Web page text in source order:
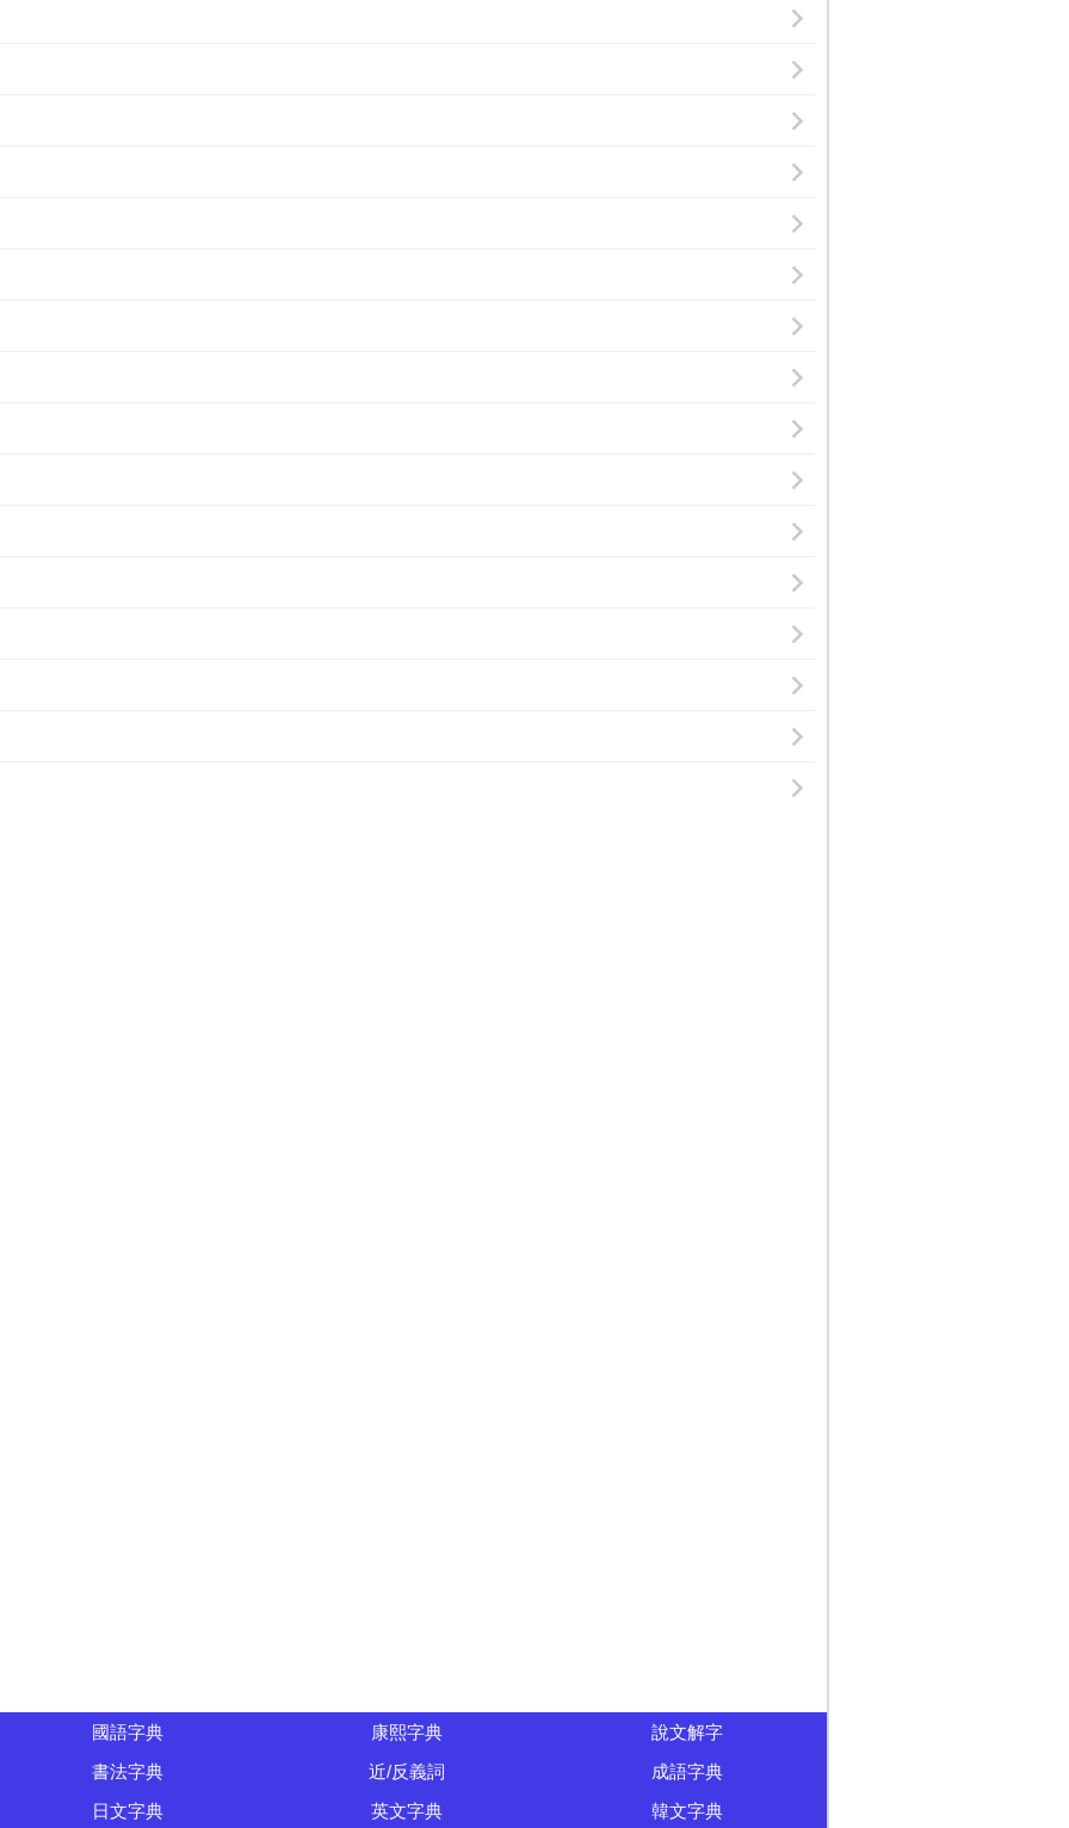
國語字典 康熙字典
說文解字
書法字典
近/反義詞
成語字典
日文字典
英文字典 韓文字典